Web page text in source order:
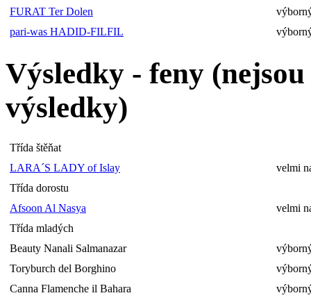
FURAT Ter Dolen
pari-was HADID-FILFIL
Výsledky - feny
výsledky)
Třída štěňat
LARA´S LADY of Islay
velmi
Třída dorostu
Afsoon Al Nasya
velmi
Třída mladých
Beauty Nanali Salmanazar
Toryburch del Borghino
Canna Flamenche il Bahara